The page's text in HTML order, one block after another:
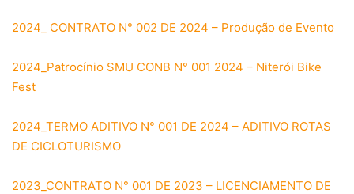
2024_ CONTRATO N° 002 DE 2024 – Produção de Evento
2024_Patrocínio SMU CONB N° 001 2024 – Niterói Bike
Fest
2024_TERMO ADITIVO N° 001 DE 2024 – ADITIVO ROTAS
DE CICLOTURISMO
2023_CONTRATO N° 001 DE 2023 – LICENCIAMENTO DE